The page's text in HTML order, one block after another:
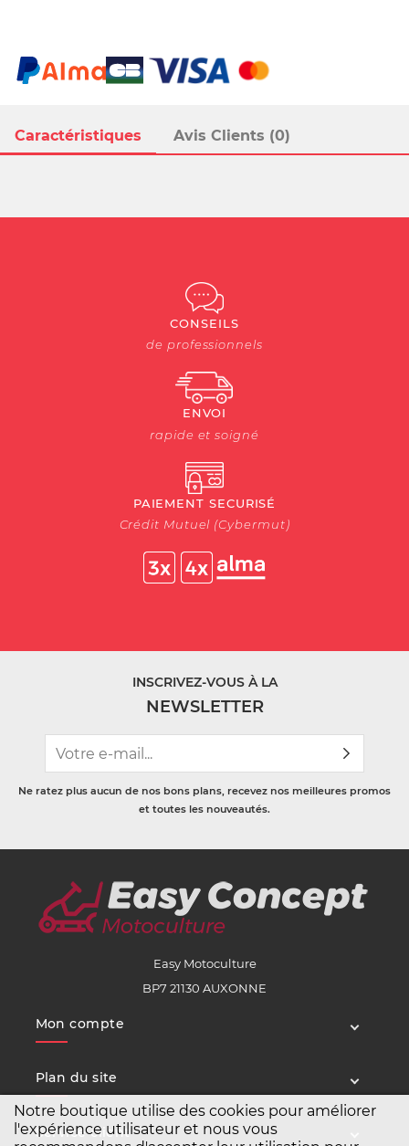
Notre boutique utilise des cookies pour améliorer
l'expérience utilisateur et nous vous
Caractéristiques Avis Clients (0)
CONSEILS
de professionnels
ENVOI
rapide et soigné
PAIEMENT SECURISÉ
Crédit Mutuel (Cybermut)
INSCRIVEZ-VOUS À LA
NEWSLETTER
Ne ratez plus aucun de nos bons plans, recevez nos meilleures promos
et toutes les nouveautés.
Easy Motoculture
BP7 21130 AUXONNE
Mon compte
Plan du site
Service client